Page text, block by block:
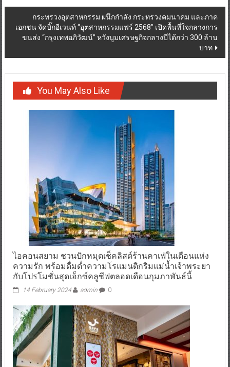
กระทรวงอุตสาหกรรม ผนึกกำลัง กระทรวงคมนาคม และภาค
เอกชน จัดบิ๊กอีเวนท์ “อุตสาหกรรมแฟร์ 2568” เปิดพื้นที่ใจกลางการ
ขนส่ง “กรุงเทพอภิวัฒน์” หวังบูมเศรษฐกิจกลางปีได้กว่า 300 ล้าน
บาท
You May Also Like
ไอคอนสยาม ชวนปักหมุดเช็คลิสต์ร้านคาเฟ่ในเดือนแห่ง
ความรัก พร้อมดื่มด่ำความโรแมนติกริมแม่น้ำเจ้าพระยา
กับโปรโมชั่นสุดเอ็กซ์คลูซีฟตลอดเดือนกุมภาพันธ์นี้
14 February 2024 admin 0